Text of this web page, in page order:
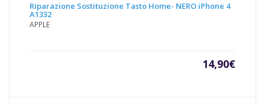
Riparazione Sostituzione Tasto Home- NERO iPhone 4
A1332
APPLE
14,90€